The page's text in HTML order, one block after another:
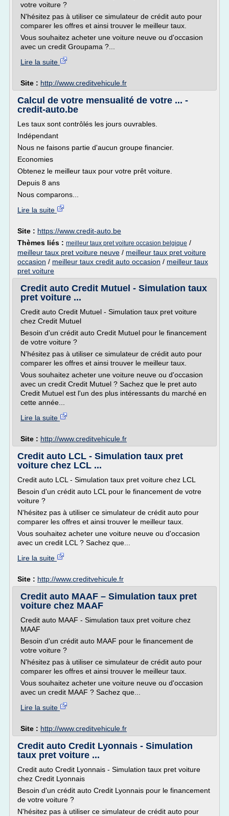
votre voiture ?
N'hésitez pas à utiliser ce simulateur de crédit auto pour
comparer les offres et ainsi trouver le meilleur taux.
Vous souhaitez acheter une voiture neuve ou d'occasion
avec un credit Groupama ?...
Lire la suite
Site : http://www.creditvehicule.fr
Calcul de votre mensualité de votre ... -
credit-auto.be
Les taux sont contrôlés les jours ouvrables.
Indépendant
Nous ne faisons partie d'aucun groupe financier.
Economies
Obtenez le meilleur taux pour votre prêt voiture.
Depuis 8 ans
Nous comparons...
Lire la suite
Site : https://www.credit-auto.be
Thèmes liés : meilleur taux pret voiture occasion belgique /
meilleur taux pret voiture neuve / meilleur taux pret voiture
occasion / meilleur taux credit auto occasion / meilleur taux
pret voiture
Credit auto Credit Mutuel - Simulation taux
pret voiture ...
Credit auto Credit Mutuel - Simulation taux pret voiture
chez Credit Mutuel
Besoin d'un crédit auto Credit Mutuel pour le financement
de votre voiture ?
N'hésitez pas à utiliser ce simulateur de crédit auto pour
comparer les offres et ainsi trouver le meilleur taux.
Vous souhaitez acheter une voiture neuve ou d'occasion
avec un credit Credit Mutuel ? Sachez que le pret auto
Credit Mutuel est l'un des plus intéressants du marché en
cette année...
Lire la suite
Site : http://www.creditvehicule.fr
Credit auto LCL - Simulation taux pret
voiture chez LCL ...
Credit auto LCL - Simulation taux pret voiture chez LCL
Besoin d'un crédit auto LCL pour le financement de votre
voiture ?
N'hésitez pas à utiliser ce simulateur de crédit auto pour
comparer les offres et ainsi trouver le meilleur taux.
Vous souhaitez acheter une voiture neuve ou d'occasion
avec un credit LCL ? Sachez que...
Lire la suite
Site : http://www.creditvehicule.fr
Credit auto MAAF – Simulation taux pret
voiture chez MAAF
Credit auto MAAF - Simulation taux pret voiture chez
MAAF
Besoin d'un crédit auto MAAF pour le financement de
votre voiture ?
N'hésitez pas à utiliser ce simulateur de crédit auto pour
comparer les offres et ainsi trouver le meilleur taux.
Vous souhaitez acheter une voiture neuve ou d'occasion
avec un credit MAAF ? Sachez que...
Lire la suite
Site : http://www.creditvehicule.fr
Credit auto Credit Lyonnais - Simulation
taux pret voiture ...
Credit auto Credit Lyonnais - Simulation taux pret voiture
chez Credit Lyonnais
Besoin d'un crédit auto Credit Lyonnais pour le financement
de votre voiture ?
N'hésitez pas à utiliser ce simulateur de crédit auto pour